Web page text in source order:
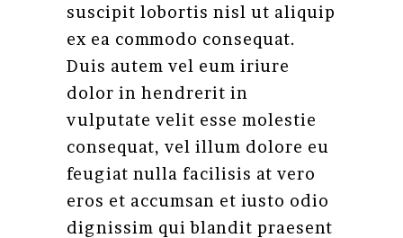
suscipit lobortis nisl ut aliquip
ex ea commodo consequat.
Duis autem vel eum iriure
dolor in hendrerit in
vulputate velit esse molestie
consequat, vel illum dolore eu
feugiat nulla facilisis at vero
eros et accumsan et iusto odio
dignissim qui blandit praesent